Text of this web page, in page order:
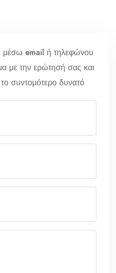
μέσω email ή τηλεφώνου
με την ερώτησή σας και
συντομότερο δυνατό